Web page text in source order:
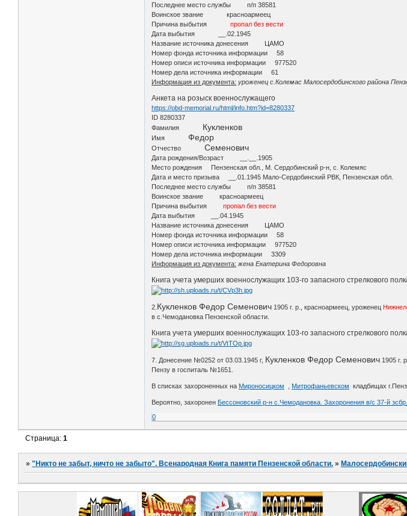
Последнее место службы п/п 38581
Воинское звание красноармеец
Причина выбытияпропал без вести
Дата выбытия __.02.1945
Название источника донесения ЦАМО
Номер фонда источника информации 58
Номер описи источника информации 977520
Номер дела источника информации 61
Информация из документа: уроженец с.Колемас Малосердобинского района
Анкета на розыск военнослужащего
https://obd-memorial.ru/html/info.htm?id=8280337
ID 8280337
Фамилия Кукленков
ИмяФедор
ОтчествоСеменович
Дата рождения/Возраст __.__.1905
Место рождения Пензенская обл., М. Сердобинский р-н, с. Колемяс
Дата и место призыва __.01.1945 Мало-Сердобинский РВК, Пензенская обл.
Последнее место службы п/п 38581
Воинское звание красноармеец
Причина выбытияпропал без вести
Дата выбытия __.04.1945
Название источника донесения ЦАМО
Номер фонда источника информации 58
Номер описи источника информации 977520
Номер дела источника информации 3309
Информация из документа: жена Екатерина Федоровна
Книга учета умерших военнослужащих 103-го запасного стрелкового
2. Кукленков Федор Семенович 1905 г. р., красноармеец, уроженец
в с.Чемодановка Пензенской области.
Книга учета умерших военнослужащих 103-го запасного стрелкового
7. Донесение №0252 от 03.03.1945 г, Кукленков Федор Семенович 1905 г.
Пензу в госпиталь №1651.
В списках захороненных на Мироносицком Митрофаньевском кладбищах
Вероятно, захоронен Бессоновский р-н с.Чемодановка. Захоронения в/с 37-й зсбр.
0
Страница:1
»"Никто не забыт, ничто не забыто". Всенародная Книга памяти Пензенской области. »